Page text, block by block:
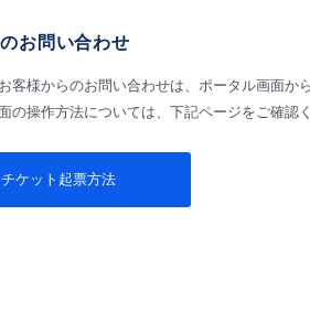
お問い合わせ
客様からのお問い合わせは、ポータル画面か
の操作方法については、下記ページをご確認く
チケット起票方法